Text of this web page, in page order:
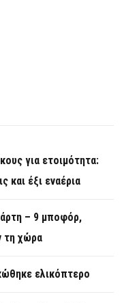
για ετοιμότητα:
και έξι εναέρια
– 9 μποφόρ,
τη χώρα
ελικόπτερο